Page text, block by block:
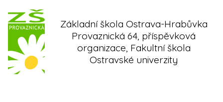
content
Základní škola Ostrava-Hrabůvka
Provaznická 64, příspěvková
organizace, Fakultní škola
Ostravské univerzity